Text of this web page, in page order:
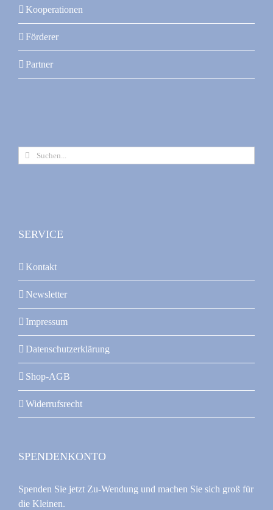
Kooperationen
Förderer
Partner
Suche
nach:
SERVICE
Kontakt
Newsletter
Impressum
Datenschutzerklärung
Shop-AGB
Widerrufsrecht
SPENDENKONTO
Spenden Sie jetzt Zu-Wendung und machen Sie sich groß für
die Kleinen.